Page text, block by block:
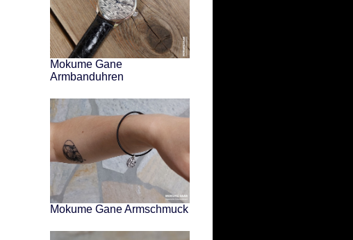
Mokume Gane
Armbanduhren
Mokume Gane Armschmuck